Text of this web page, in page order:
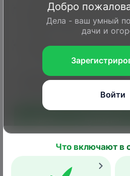
Обработку проводить в
вечернее время при
Избегать сноса
необработанные культуры.
Сроки выхода для
(механизированных
Добро
Дела - ваш умный
дачи и
Войти
Что включают в